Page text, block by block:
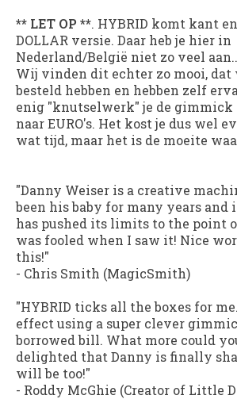
** LET OP **. HYBRID komt kant
DOLLAR versie. Daar heb je hier in
Nederland/België niet zo veel
Wij vinden dit echter zo mooi, dat
besteld hebben en hebben zelf
enig "knutselwerk" je de gimmick
naar EURO's. Het kost je dus wel
wat tijd, maar het is de moeite
"Danny Weiser is a creative
been his baby for many years and
has pushed its limits to the point
was fooled when I saw it! Nice
this!"
- Chris Smith (MagicSmith)
"HYBRID ticks all the boxes for
effect using a super clever
borrowed bill. What more could
delighted that Danny is finally
will be too!"
- Roddy McGhie (Creator of Little